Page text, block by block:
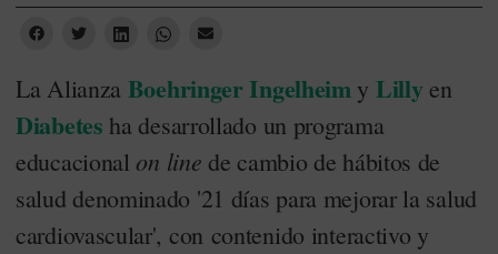
La Alianza Boehringer Ingelheimy Lillyen
Diabetes ha desarrollado un programa
educacional on line de cambio de hábitos de
salud denominado '21 días para mejorar la salud
cardiovascular', con contenido interactivo y